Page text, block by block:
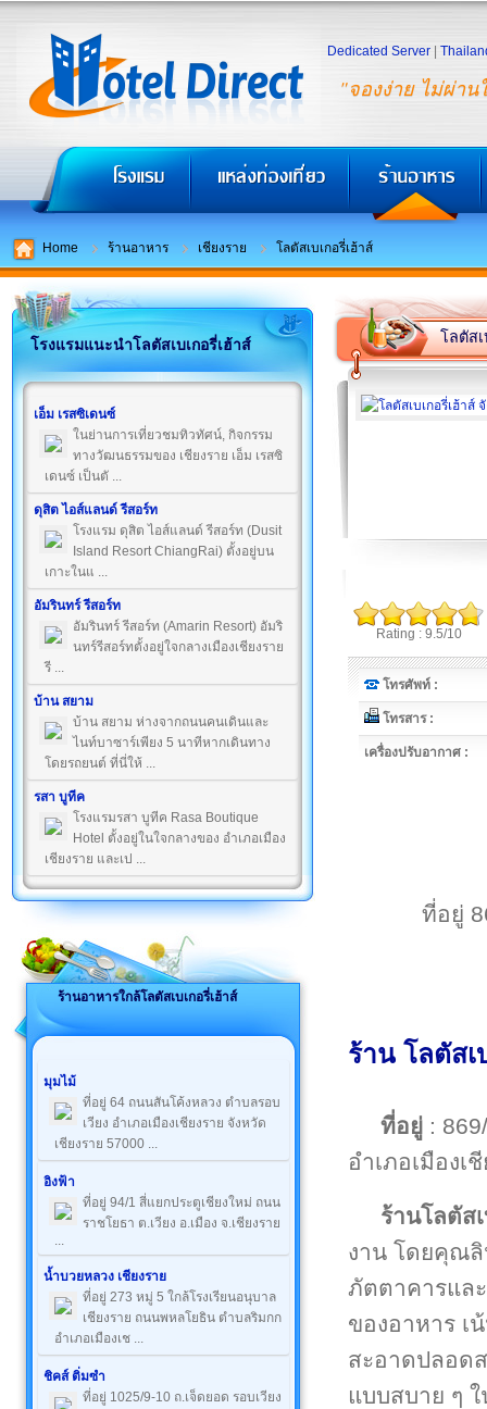
"จองง่าย ไม่ผ่าน
Dedicated Server
Home ร้านอาหาร เชียงราย โลตัสเบเกอรี่เฮ้าส์
โรงแรมแนะนำโลตัสเบเกอรี่เฮ้าส์
เอ็ม เรสซิเดนซ์
ในย่านการเที่ยวชมทิวทัศน์, กิจกรรม
ทางวัฒนธรรมของ เชียงราย เอ็ม เรสซิ
เดนซ์ เป็นตั ...
ดุสิต ไอส์แลนด์ รีสอร์ท
โรงแรม ดุสิต ไอส์แลนด์ รีสอร์ท (Dusit
Island Resort ChiangRai) ตั้งอยู่บน
เกาะในแ ...
อัมรินทร์ รีสอร์ท
อัมรินทร์ รีสอร์ท (Amarin Resort) อัมริ
นทร์รีสอร์ทตั้งอยู่ใจกลางเมืองเชียงราย
รี ...
บ้าน สยาม
บ้าน สยาม ห่างจากถนนคนเดินและ
ไนท์บาซาร์เพียง 5 นาทีหากเดินทาง
โดยรถยนต์ ที่นี่ให้ ...
รสา บูทีค
โรงแรมรสา บูทีค Rasa Boutique
Hotel ตั้งอยู่ในใจกลางของ อำเภอเมือง
เชียงราย และเป ...
ร้านอาหารใกล้โลตัสเบเกอรี่เฮ้าส์
มุมไม้
ที่อยู่ 64 ถนนสันโค้งหลวง ตำบลรอบ
เวียง อำเภอเมืองเชียงราย จังหวัด
เชียงราย 57000 ...
อิงฟ้า
ที่อยู่ 94/1 สี่แยกประตูเชียงใหม่ ถนน
ราชโยธา ต.เวียง อ.เมือง จ.เชียงราย
...
น้ำบวยหลวง เชียงราย
ที่อยู่ 273 หมู่ 5 ใกล้โรงเรียนอนุบาล
เชียงราย ถนนพหลโยธิน ตำบลริมกก
อำเภอเมืองเช ...
ชิคส์ ติ่มซำ
ที่อยู่ 1025/9-10 ถ.เจ็ดยอด รอบเวียง
โลตัสเ
Rating : 9.5/10
โทรศัพท์ :
โทรสาร :
เครื่องปรับอากาศ :
ที่อยู่
ร้าน โลตัสเ
ที่อยู่ :
อำเภอเมืองเ
ร้านโลตัส
งาน โดยคุณลิ
ภัตตาคารแล
ของอาหาร เ
สะอาดปลอด
แบบสบาย ๆ